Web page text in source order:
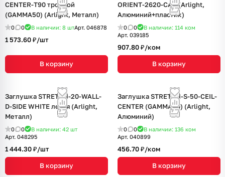
CENTER-T90 тройной
(GAMMA50) (Arlight, Металл)
0 0 В наличии: 8 штАрт. 046878
1 573.60 ₽/шт
В корзину
ORIENT-2620-CAP (Arlight,
Алюминий+пластик)
0 0 В наличии: 114 ком
Арт. 039185
907.80 ₽/ком
В корзину
Заглушка STRETCH-20-WALL-
D-SIDE WHITE левая (Arlight,
Металл)
0 0 В наличии: 42 шт
Арт. 048295
1 444.30 ₽/шт
В корзину
Заглушка STRETCH-S-50-CEIL-
CENTER (GAMMA50) (Arlight,
Алюминий)
0 0 В наличии: 136 ком
Арт. 040899
456.70 ₽/ком
В корзину